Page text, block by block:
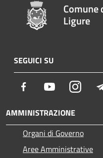
Comune
Ligure
SEGUICI SU
Facebook Youtube
AMMINISTRAZIONE
Organi di Governo
Aree Amministrative